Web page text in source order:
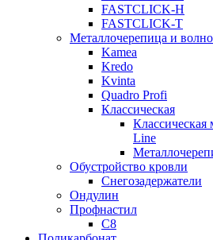
FASTCLICK-H
FASTCLICK-T
Металлочерепица и
Kamea
Kredo
Kvinta
Quadro Profi
Классическая
Классическая
Line
Обустройство кровли
Снегозадержатели
Ондулин
Профнастил
С8